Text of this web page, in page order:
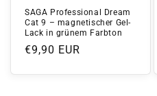
SAGA Professional Dream
Cat 9 – magnetischer Gel-
Lack in grünem Farbton
Normaler
€9,90 EUR